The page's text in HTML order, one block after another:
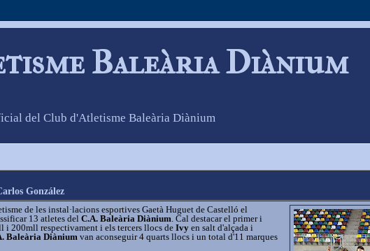
Baleària Diànium
del Club d'Atletisme Baleària Diànium
González
de les instal·lacions esportives Gaetà Huguet de Castelló el
13 atletes del C.A. Baleària Diànium . Cal destacar el primer i
i 200mll respectivament i els tercers llocs de Ivy en salt d'alçada i
Baleària Diànium van aconseguir 4 quarts llocs i un total d'11 marques